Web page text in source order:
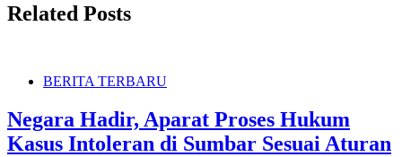
Related Posts
BERITA TERBARU
Negara Hadir, Aparat Proses Hukum
Kasus Intoleran di Sumbar Sesuai Aturan